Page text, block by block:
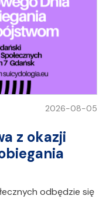
2026-08-05
z okazji
odbędzie się